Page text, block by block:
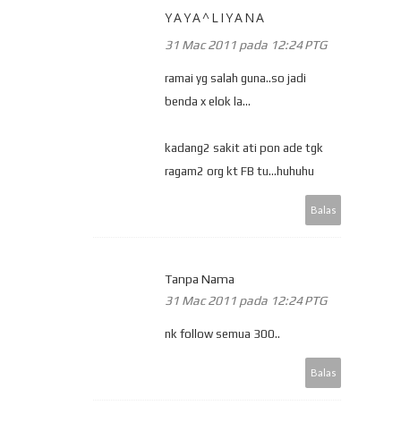
YAYA^LIYANA
31 Mac 2011 pada 12:24 PTG
ramai yg salah guna..so jadi
benda x elok la...
kadang2 sakit ati pon ade tgk
ragam2 org kt FB tu...huhuhu
Balas
Tanpa Nama
31 Mac 2011 pada 12:24 PTG
nk follow semua 300..
Balas